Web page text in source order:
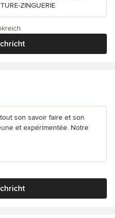
ZINGUERIE
son savoir faire et son
et expérimentée. Notre